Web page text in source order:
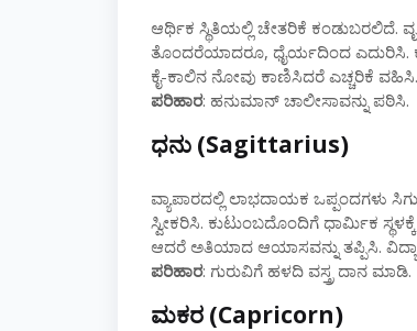
ಆರ್ಥಿಕ ಸ್ಥಿತಿಯಲ್ಲಿ ಚೇತರಿಕೆ ಕಂಡುಬರಲಿದೆ.
ತೊಂದರೆಯಾದರೂ, ಧೈರ್ಯದಿಂದ ಎದುರಿಸಿ.
ಕೈ-ಕಾಲಿನ ನೋವು ಕಾಣಿಸಿದರೆ ಎಚ್ಚರಿಕೆ
ಪರಿಹಾರ: ಹನುಮಾನ್ ಚಾಲೀಸಾವನ್ನು ಪಠಿಸಿ.
ಧನು (Sagittarius)
ವ್ಯಾಪಾರದಲ್ಲಿ ಲಾಭದಾಯಕ ಒಪ್ಪಂದಗಳು
ಸ್ವೀಕರಿಸಿ. ಕುಟುಂಬದೊಂದಿಗೆ ಧಾರ್ಮಿಕ
ಆದರೆ ಅತಿಯಾದ ಆಯಾಸವನ್ನು ತಪ್ಪಿಸಿ.
ಪರಿಹಾರ: ಗುರುವಿಗೆ ಹಳದಿ ವಸ್ತ್ರ ದಾನ ಮಾಡಿ.
ಮಕರ (Capricorn)